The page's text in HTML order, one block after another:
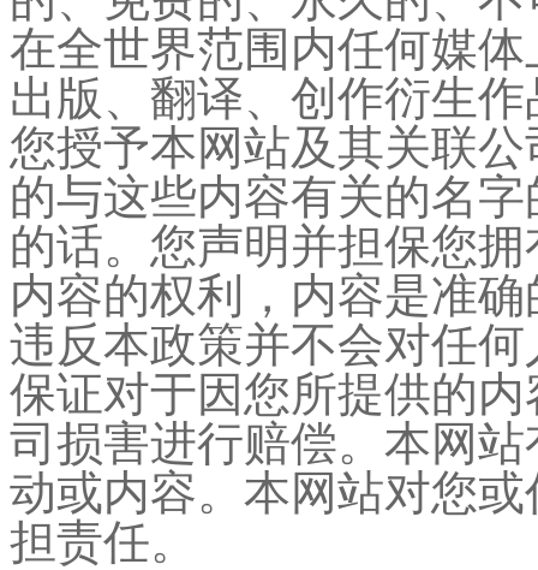
在全世界范围内任何媒
出版、翻译、创作衍生
您授予本网站及其关联
的与这些内容有关的名
的话。您声明并担保您
内容的权利，内容是准
违反本政策并不会对任
保证对于因您所提供的
司损害进行赔偿。本网
动或内容。本网站对您
担责任。